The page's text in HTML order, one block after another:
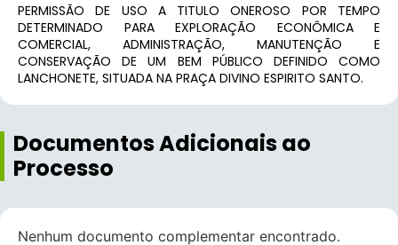
PERMISSÃO DE USO A TITULO ONEROSO POR TEMPO
DETERMINADO PARA EXPLORAÇÃO ECONÔMICA E
COMERCIAL, ADMINISTRAÇÃO, MANUTENÇÃO E
CONSERVAÇÃO DE UM BEM PÚBLICO DEFINIDO COMO
LANCHONETE, SITUADA NA PRAÇA DIVINO ESPIRITO SANTO.
Documentos Adicionais ao
Processo
Nenhum documento complementar encontrado.